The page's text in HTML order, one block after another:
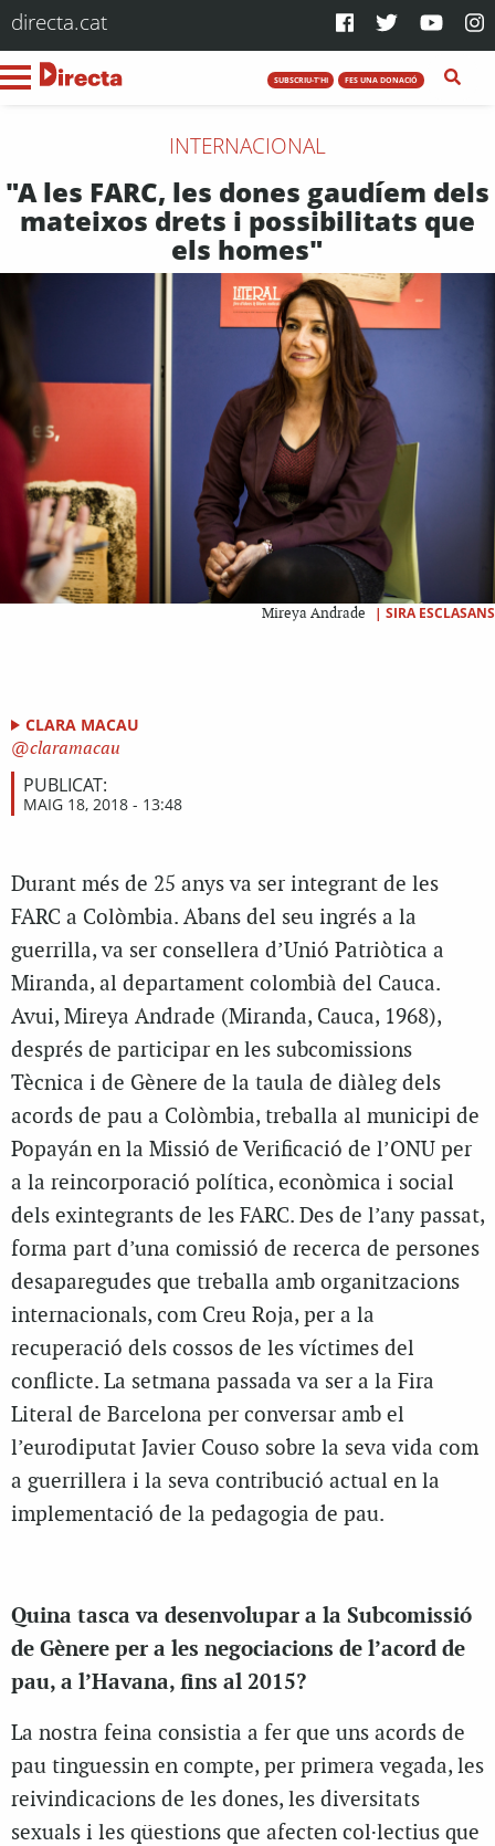
directa.cat
SUBSCRIU-T'HI FES UNA DONACIÓ
INTERNACIONAL
"A les FARC, les dones gaudíem dels
mateixos drets i possibilitats que
els homes"
Mireya Andrade | SIRA ESCLASANS
CLARA MACAU
claramacau
PUBLICAT:
MAIG 18, 2018 - 13:48
Durant més de 25 anys va ser integrant de les
FARC a Colòmbia. Abans del seu ingrés a la
guerrilla, va ser consellera d’Unió Patriòtica a
Miranda, al departament colombià del Cauca.
Avui, Mireya Andrade (Miranda, Cauca, 1968),
després de participar en les subcomissions
Tècnica i de Gènere de la taula de diàleg dels
acords de pau a Colòmbia, treballa al municipi de
Popayán en la Missió de Verificació de l’ONU per
a la reincorporació política, econòmica i social
dels exintegrants de les FARC. Des de l’any passat,
forma part d’una comissió de recerca de persones
desaparegudes que treballa amb organitzacions
internacionals, com Creu Roja, per a la
recuperació dels cossos de les víctimes del
conflicte. La setmana passada va ser a la Fira
Literal de Barcelona per conversar amb el
l’eurodiputat Javier Couso sobre la seva vida com
a guerrillera i la seva contribució actual en la
implementació de la pedagogia de pau.
Quina tasca va desenvolupar a la Subcomissió
de Gènere per a les negociacions de l’acord de
pau, a l’Havana, fins al 2015?
La nostra feina consistia a fer que uns acords de
pau tinguessin en compte, per primera vegada, les
reivindicacions de les dones, les diversitats
sexuals i les qüestions que afecten col·lectius que